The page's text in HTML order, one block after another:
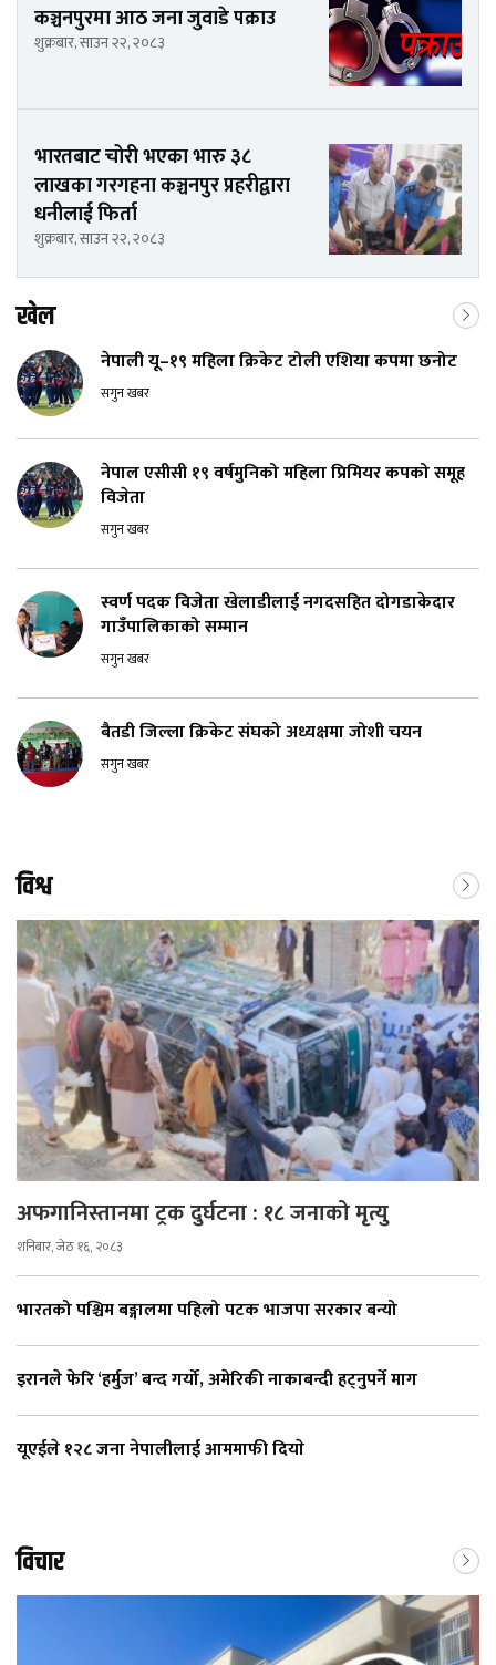
कञ्चनपुरमा आठ जना जुवाडे पक्राउ
शुक्रबार, साउन २२, २०८३
भारतबाट चोरी भएका भारु ३८
लाखका गरगहना कञ्चनपुर प्रहरीद्वारा
धनीलाई फिर्ता
शुक्रबार, साउन २२, २०८३
खेल
नेपाली यू–१९ महिला क्रिकेट टोली एशिया कपमा छनोट
सगुन खबर
नेपाल एसीसी १९ वर्षमुनिको महिला प्रिमियर कपको समूह
विजेता
सगुन खबर
स्वर्ण पदक विजेता खेलाडीलाई नगदसहित दोगडाकेदार
गाउँपालिकाको सम्मान
सगुन खबर
बैतडी जिल्ला क्रिकेट संघको अध्यक्षमा जोशी चयन
सगुन खबर
विश्व
अफगानिस्तानमा ट्रक दुर्घटना : १८ जनाको मृत्यु
शनिबार, जेठ १६, २०८३
भारतको पश्चिम बङ्गालमा पहिलो पटक भाजपा सरकार बन्यो
इरानले फेरि ‘हर्मुज’ बन्द गर्यो, अमेरिकी नाकाबन्दी हट्नुपर्ने माग
यूएईले १२८ जना नेपालीलाई आममाफी दियाे
विचार